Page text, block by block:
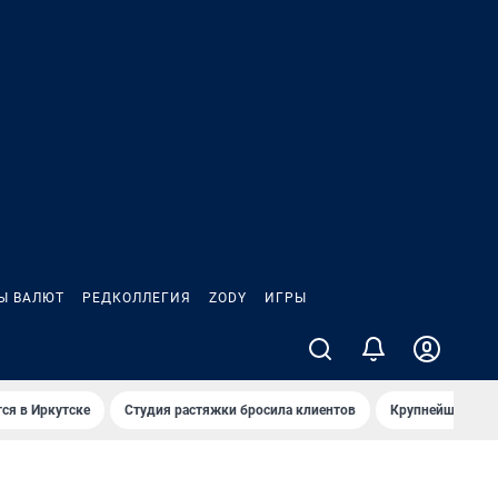
ВАЛЮТ РЕДКОЛЛЕГИЯ ZODY ИГРЫ
в Иркутске Студия растяжки бросила клиентов Крупнейшие